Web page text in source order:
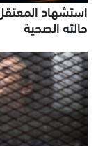
استشهاد
حالته الصحية